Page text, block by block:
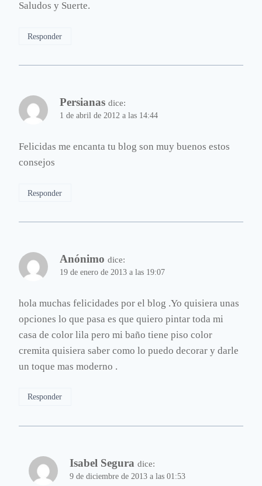
Saludos y Suerte.
Responder
Persianas dice:
1 de abril de 2012 a las 14:44
Felicidas me encanta tu blog son muy buenos estos
consejos
Responder
Anónimo dice:
19 de enero de 2013 a las 19:07
hola muchas felicidades por el blog .Yo quisiera unas
opciones lo que pasa es que quiero pintar toda mi
casa de color lila pero mi baño tiene piso color
cremita quisiera saber como lo puedo decorar y darle
un toque mas moderno .
Responder
Isabel Segura dice:
9 de diciembre de 2013 a las 01:53